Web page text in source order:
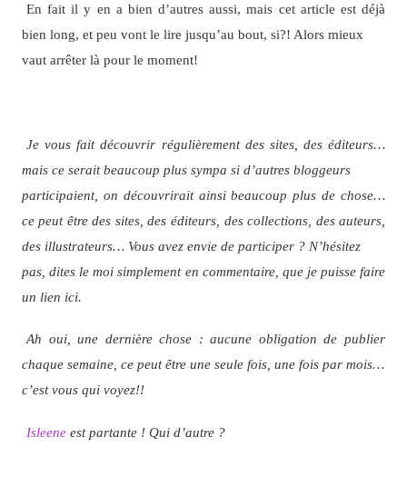
En fait il y en a bien d’autres aussi, mais cet article est déjà
bien long, et peu vont le lire jusqu’au bout, si?! Alors mieux
vaut arrêter là pour le moment!
Je vous fait découvrir régulièrement des sites, des éditeurs…
mais ce serait beaucoup plus sympa si d’autres bloggeurs
participaient, on découvrirait ainsi beaucoup plus de chose…
ce peut être des sites, des éditeurs, des collections, des auteurs,
des illustrateurs… Vous avez envie de participer ? N’hésitez
pas, dites le moi simplement en commentaire, que je puisse faire
un lien ici.
Ah oui, une dernière chose : aucune obligation de publier
chaque semaine, ce peut être une seule fois, une fois par mois…
c’est vous qui voyez!!
Isleeneest partante ! Qui d’autre ?